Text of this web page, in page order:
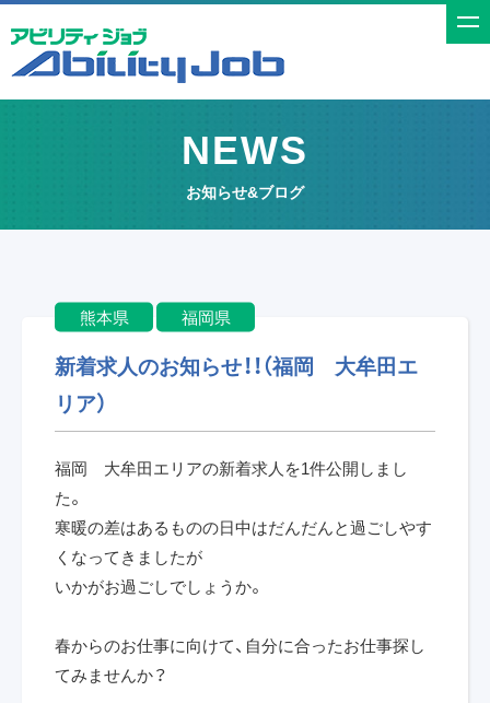
t
a
NEWS
お知らせ&ブログ
熊本県 福岡県
新着求人のお知らせ！！（福岡 大牟田エ
リア）
福岡 大牟田エリアの新着求人を1件公開しまし
た。
寒暖の差はあるものの日中はだんだんと過ごしやす
くなってきましたが
いかがお過ごしでしょうか。
春からのお仕事に向けて、自分に合ったお仕事探し
てみませんか？